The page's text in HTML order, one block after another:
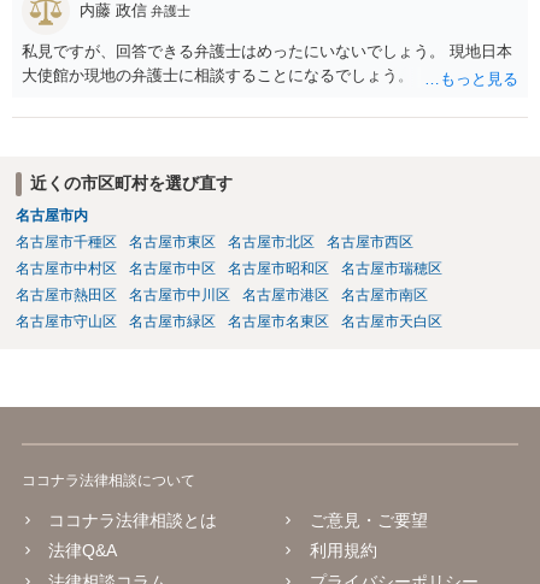
内藤 政信 弁護士
私見ですが、回答できる弁護士はめったにいないでしょう。 現地日本
大使館か現地の弁護士に相談することになるでしょう。
近くの市区町村を選び直す
名古屋市内
名古屋市千種区
名古屋市東区 名古屋市北区
名古屋市西区
名古屋市中村区
名古屋市中区 名古屋市昭和区
名古屋市瑞穂区
名古屋市熱田区
名古屋市中川区 名古屋市港区
名古屋市南区
名古屋市守山区
名古屋市緑区 名古屋市名東区 名古屋市天白区
ココナラ法律相談について
ココナラ法律相談とは
法律Q&A
ご意見・ご要望
利用規約